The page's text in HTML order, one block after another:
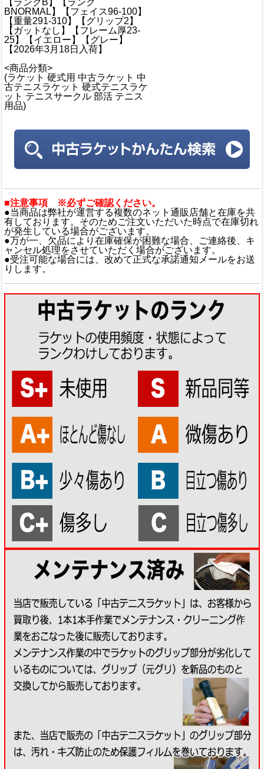
【ランクB】【ランク
BNORMAL】【フェイス96-100】
【重量291-310】【グリップ2】
【ガットなし】【フレーム厚23-
25】【イエロー】【グレー】
【2026年3月18日入荷】
<商品分類>
(ラケット 硬式用 中古ラケット 中
古テニスラケット 硬式テニスラケ
ット テニスサークル 部活 テニス
用品)
■注意事項 ※必ずご確認ください。
●当商品は弊社が運営する複数のネット通販店舗と在庫を共
有しております。そのためご注文いただいた時点で在庫切れ
が発生している場合がございます。
●万が一、欠品により在庫確保が困難な場合、ご連絡後、キ
ャンセル処理をさせていただく場合がございます。
●受注可能な場合には、改めて正式な承諾通知メールをお送
りします。